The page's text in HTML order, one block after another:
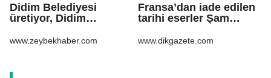
Didim Belediyesi
üretiyor, Didim
www.zeybekhaber.com
Fransa’dan iade edilen
tarihi eserler Şam
www.dikgazete.com